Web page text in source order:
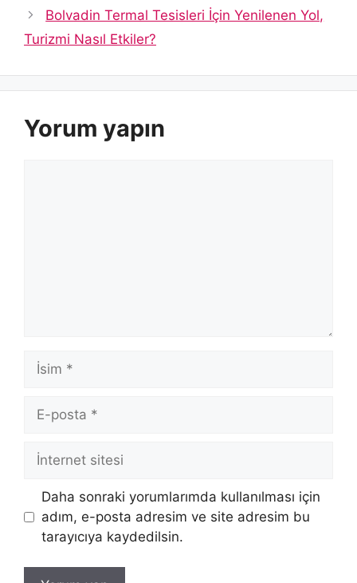
Bolvadin Termal Tesisleri İçin Yenilenen Yol,
Turizmi Nasıl Etkiler?
Yorum yapın
İsim
posta
İnternet
sitesi
Daha sonraki yorumlarımda kullanılması için
adım, e-posta adresim ve site adresim bu
tarayıcıya kaydedilsin.